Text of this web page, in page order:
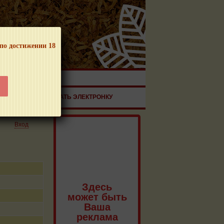
достижении 18
ПРОДУКЦИИ!
ЗАКАЗАТЬ ЭЛЕКТРОНКУ
Вход
Здесь
может быть
Ваша
реклама